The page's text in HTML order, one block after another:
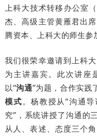
上科大技术转移办公室
杰、高级主管黄雁君出
腾资本、上科大的师生参
我们很荣幸邀请到上科
为主讲嘉宾。此次讲座
以“沟通”为题，合作实践
模式。杨教授从“沟通导
究”，系统讲授了沟通的
从人、表述、态度三个